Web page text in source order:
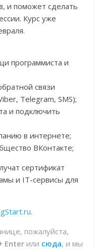
и поможет сделать
Курс уже
программиста и
связи
Telegram, SMS);
и подключить
в интернете;
ВКонтакте;
сертификат
и IT-сервисы для
пожалуйста,
Enter или сюда, и мы